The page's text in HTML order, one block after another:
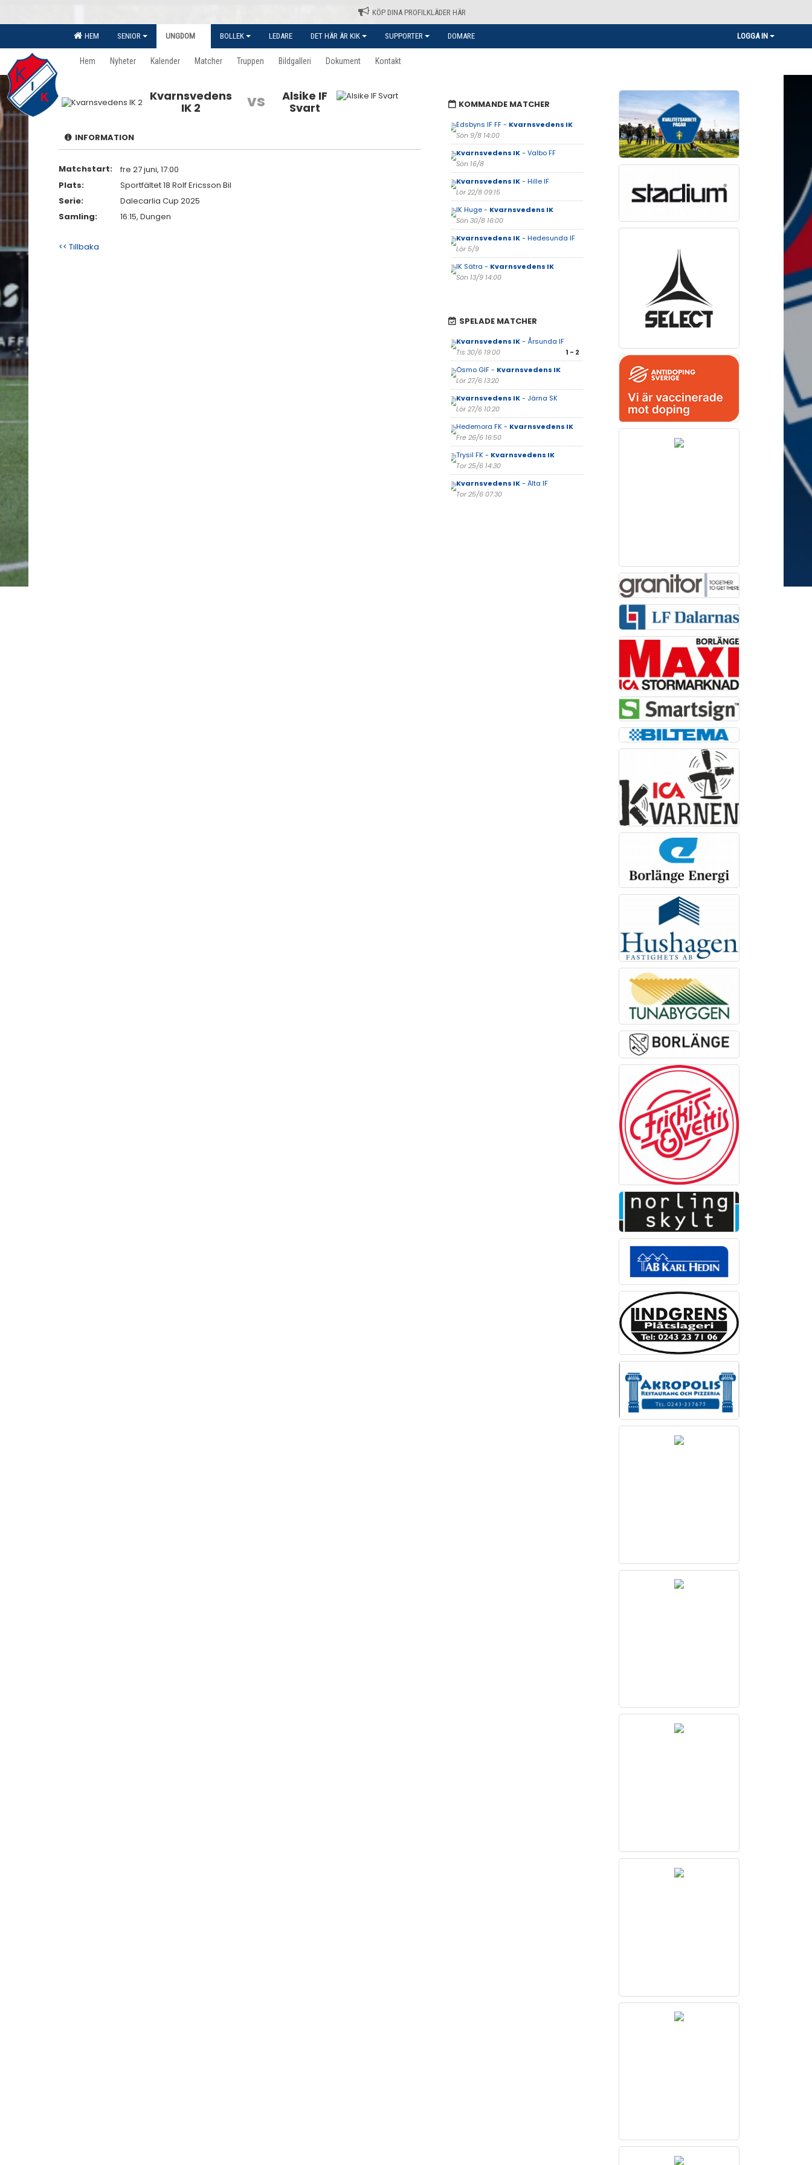
KÖP DINA PROFILKLÄDER HÄR
HEM SENIOR UNGDOM BOLLEK LEDARE DET HÄR ÄR KIK SUPPORTER DOMARE LOGGA IN
Hem Nyheter Kalender Matcher Truppen Bildgalleri Dokument Kontakt
Kvarnsvedens
IK 2
vs
Alsike IF
Svart
INFORMATION
Matchstart:
fre 27 juni, 17:00
Plats:
Sportfältet 18 Rolf Ericsson Bil
Serie:
Dalecarlia Cup 2025
Samling:
16:15, Dungen
<< Tillbaka
KOMMANDE MATCHER
Edsbyns IF FF - Kvarnsvedens IK
Sön 9/8 14:00
Kvarnsvedens IK- Valbo FF
Sön 16/8
Kvarnsvedens IK- Hille IF
Lör 22/8 09:15
IK Huge - Kvarnsvedens IK
Sön 30/8 16:00
Kvarnsvedens IK- Hedesunda IF
Lör 5/9
IK Sätra - Kvarnsvedens IK
Sön 13/9 14:00
SPELADE MATCHER
Kvarnsvedens IK- Årsunda IF
Tis 30/6 19:00
1 - 2
Ösmo GIF - Kvarnsvedens IK
Lör 27/6 13:20
Kvarnsvedens IK- Järna SK
Lör 27/6 10:20
Hedemora FK - Kvarnsvedens IK
Fre 26/6 16:50
Trysil FK - Kvarnsvedens IK
Tor 25/6 14:30
Kvarnsvedens IK- Älta IF
Tor 25/6 07:30